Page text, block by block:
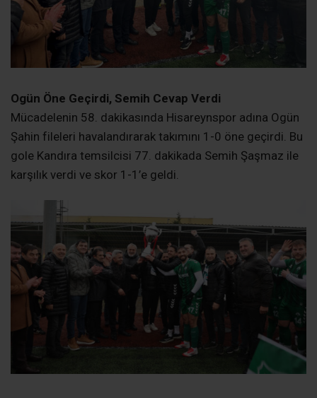
Ogün Öne Geçirdi, Semih Cevap Verdi
Mücadelenin 58. dakikasında Hisareynspor adına Ogün
Şahin fileleri havalandırarak takımını 1-0 öne geçirdi. Bu
gole Kandıra temsilcisi 77. dakikada Semih Şaşmaz ile
karşılık verdi ve skor 1-1’e geldi.